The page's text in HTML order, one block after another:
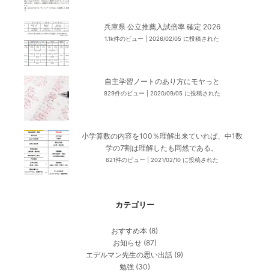
兵庫県 公立推薦入試倍率 確定 2026
1.1k件のビュー 2026/02/05 に投稿された
自主学習ノートのあり方にモヤっと
829件のビュー 2020/09/05 に投稿された
小学算数の内容を100％理解出来ていれば、中1数
学の7割は理解したも同然である。
621件のビュー 2021/02/10 に投稿された
カテゴリー
おすすめ本 (8)
お知らせ(87)
エデルマン先生の思い出話 (9)
勉強 (30)